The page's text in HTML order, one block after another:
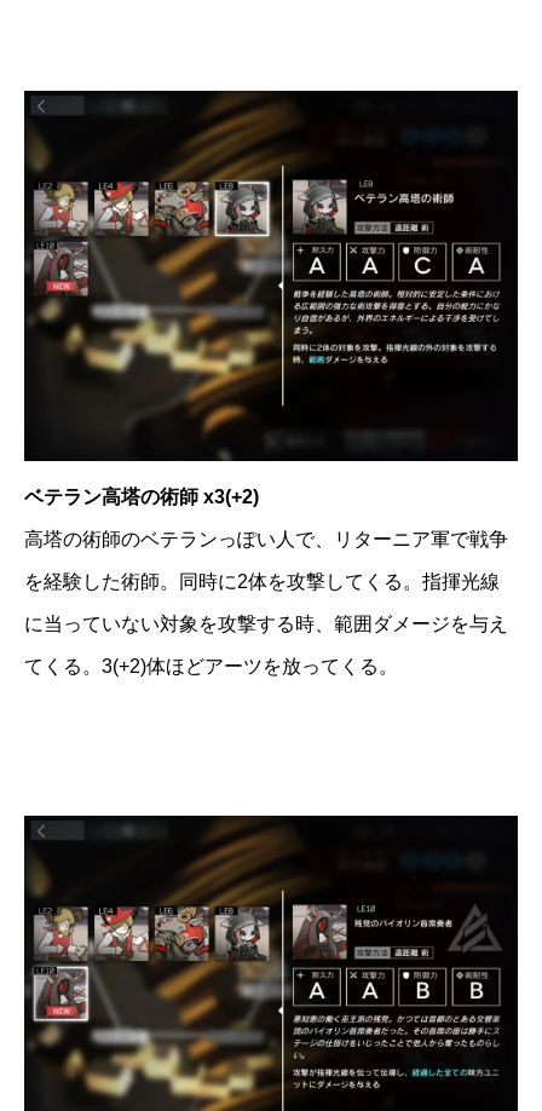
ベテラン高塔の術師 x3(+2)
高塔の術師のベテランっぽい人で、リターニア軍で戦争
を経験した術師。同時に2体を攻撃してくる。指揮光線
に当っていない対象を攻撃する時、範囲ダメージを与え
てくる。3(+2)体ほどアーツを放ってくる。